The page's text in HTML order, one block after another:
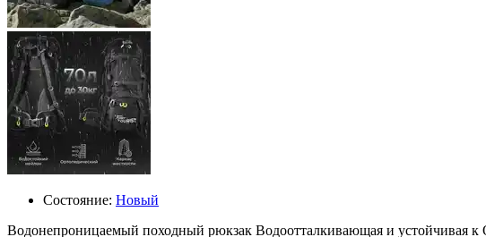
Состояние: Новый
Водонепроницаемый походный рюкзак Водоотталкивающая и устойчивая к